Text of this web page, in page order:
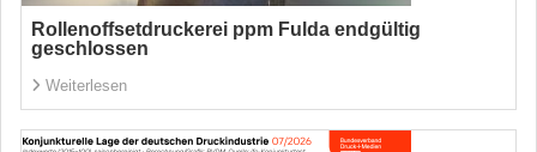
Rollenoffsetdruckerei ppm Fulda endgültig
geschlossen
Weiterlesen